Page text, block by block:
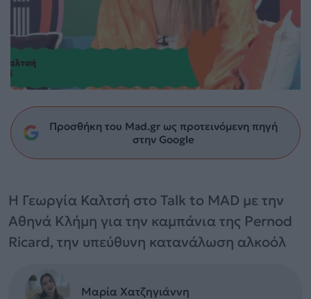
Προσθήκη του Mad.gr ως προτεινόμενη πηγή
στην Google
Η Γεωργία Καλτσή στο Talk to MAD με την
Αθηνά Κλήμη για την καμπάνια της Pernod
Ricard, την υπεύθυνη κατανάλωση αλκοόλ
Μαρία Χατζηγιάννη